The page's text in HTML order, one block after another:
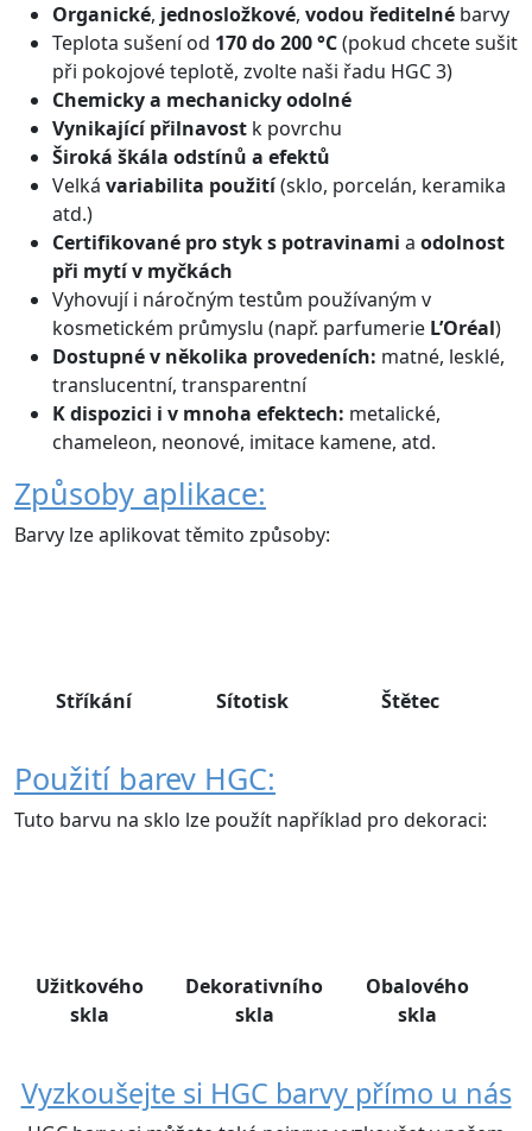
Organické, jednosložkové, vodou ředitelné barvy
Teplota sušení od 170 do 200 °C(pokud chcete sušit
při pokojové teplotě, zvolte naši řadu HGC 3)
Chemicky a mechanicky odolné
Vynikající přilnavost k povrchu
Široká škála odstínů a efektů
Velká variabilita použití(sklo, porcelán, keramika
atd.)
Certifikované pro styk s potravinami a odolnost
při mytí v myčkách
Vyhovují i náročným testům používaným v
kosmetickém průmyslu (např. parfumerie L’Oréal)
Dostupné v několika provedeních: matné, lesklé,
translucentní, transparentní
K dispozici i v mnoha efektech: metalické,
chameleon, neonové, imitace kamene, atd.
Způsoby aplikace:
Barvy lze aplikovat těmito způsoby:
Stříkání Sítotisk Štětec
Použití barev HGC:
Tuto barvu na sklo lze použít například pro dekoraci:
Užitkového
skla
Dekorativního
skla
Obalového
skla
Vyzkoušejte si HGC barvy přímo u nás